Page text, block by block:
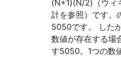
(N+1)(N/2)（ウィ
計を参照）です。
5050です。 した
数値が存在する場
す5050。1つの数